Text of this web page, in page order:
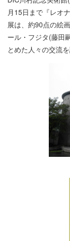
月15日まで『レオ
展は、約90点の絵
ール・フジタ(藤田
とめた人々の交流